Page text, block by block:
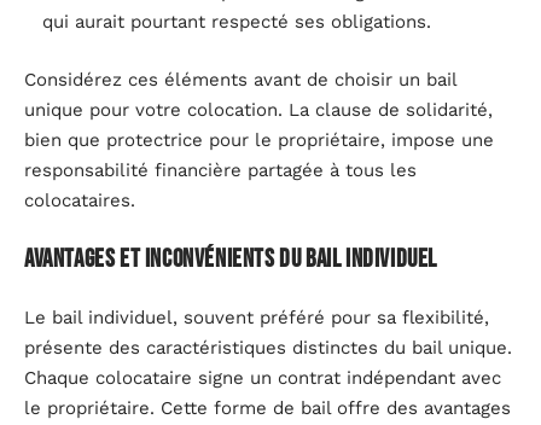
qui aurait pourtant respecté ses obligations.
Considérez ces éléments avant de choisir un bail
unique pour votre colocation. La clause de solidarité,
bien que protectrice pour le propriétaire, impose une
responsabilité financière partagée à tous les
colocataires.
Avantages et inconvénients du bail individuel
Le bail individuel, souvent préféré pour sa flexibilité,
présente des caractéristiques distinctes du bail unique.
Chaque colocataire signe un contrat indépendant avec
le propriétaire. Cette forme de bail offre des avantages